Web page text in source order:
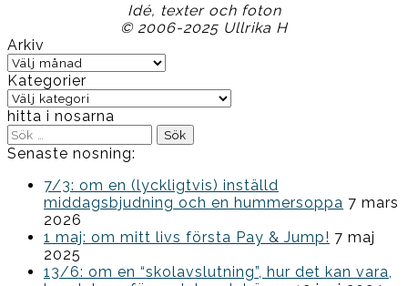
Idé, texter och foton
© 2006-2025 Ullrika H
Arkiv
Arkiv
Kategorier
Kategorier
hitta i nosarna
Sök
efter:
Senaste nosning:
7/3: om en (lyckligtvis) inställd
middagsbjudning och en hummersoppa 7 mars
2026
1 maj: om mitt livs första Pay & Jump! 7 maj
2025
13/6: om en “skolavslutning”, hur det kan vara,